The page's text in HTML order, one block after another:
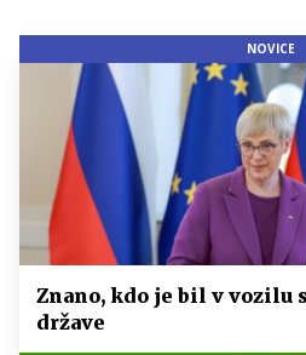
NOVICE
Znano, kdo je bil v vozilu
države